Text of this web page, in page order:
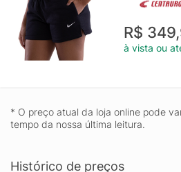
R$
à vista ou
* O preço atual da loja online pode
tempo da nossa última leitura.
Histórico de preços